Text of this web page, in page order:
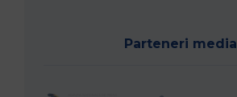
Parteneri media